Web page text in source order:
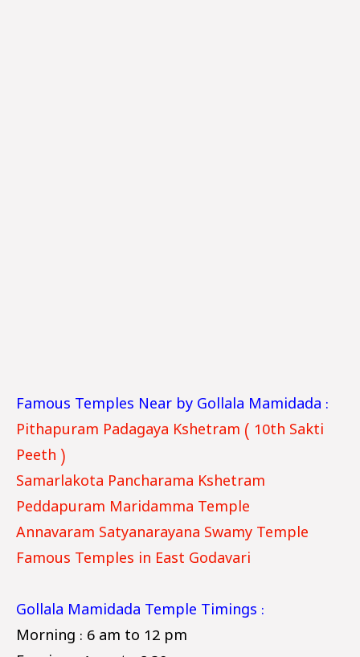
Famous Temples Near by Gollala Mamidada :
Pithapuram Padagaya Kshetram ( 10th Sakti
Peeth )
Samarlakota Pancharama Kshetram
Peddapuram Maridamma Temple
Annavaram Satyanarayana Swamy Temple
Famous Temples in East Godavari
Gollala Mamidada Temple Timings :
Morning : 6 am to 12 pm